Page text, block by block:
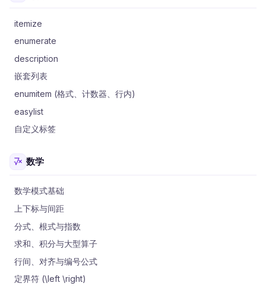
itemize
enumerate
description
嵌套列表
enumitem (格式、计数器、行内)
easylist
自定义标签
数学
数学模式基础
上下标与间距
分式、根式与指数
求和、积分与大型算子
行间、对齐与编号公式
定界符 (\left \right)